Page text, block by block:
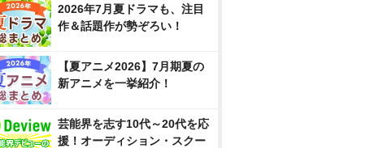
2026年7月夏ドラマも、注目
作＆話題作が勢ぞろい！
【夏アニメ2026】7月期夏の
新アニメを一挙紹介！
芸能界を志す10代～20代を応
援！オーディション・スクー